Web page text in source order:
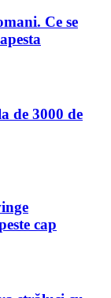
Ce se
de 3000 de
cap